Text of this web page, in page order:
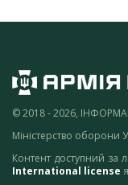
© 2018 - 2026,
Міністерство оборони
Контент доступний за
International license